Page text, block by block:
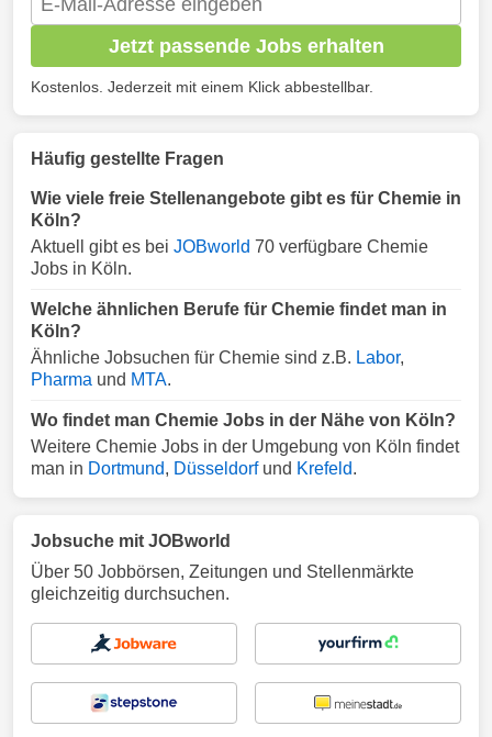
Jetzt passende Jobs erhalten
Kostenlos. Jederzeit mit einem Klick abbestellbar.
Häufig gestellte Fragen
Wie viele freie Stellenangebote gibt es für Chemie in
Köln?
Aktuell gibt es bei JOBworld 70 verfügbare Chemie
Jobs in Köln.
Welche ähnlichen Berufe für Chemie findet man in
Köln?
Ähnliche Jobsuchen für Chemie sind z.B. Labor,
Pharma und MTA.
Wo findet man Chemie Jobs in der Nähe von Köln?
Weitere Chemie Jobs in der Umgebung von Köln findet
man in Dortmund, Düsseldorfund Krefeld.
Jobsuche mit JOBworld
Über 50 Jobbörsen, Zeitungen und Stellenmärkte
gleichzeitig durchsuchen.